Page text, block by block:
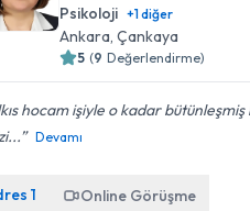
Psikoloji +1diğer
Ankara , Çankaya
5 (9 Değerlendirme)
hocam işiyle o kadar
Devamı
1 Online Görüşme